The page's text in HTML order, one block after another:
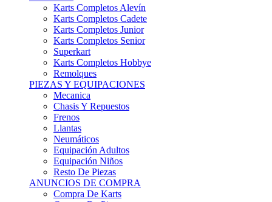
Karts Completos Alevín
Karts Completos Cadete
Karts Completos Junior
Karts Completos Senior
Superkart
Karts Completos Hobbye
Remolques
PIEZAS Y EQUIPACIONES
Mecanica
Chasis Y Repuestos
Frenos
Llantas
Neumáticos
Equipación Adultos
Equipación Niños
Resto De Piezas
ANUNCIOS DE COMPRA
Compra De Karts